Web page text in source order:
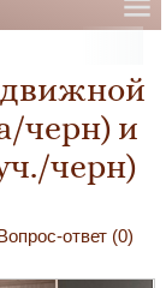
черн) и
черн)
ответ (0)